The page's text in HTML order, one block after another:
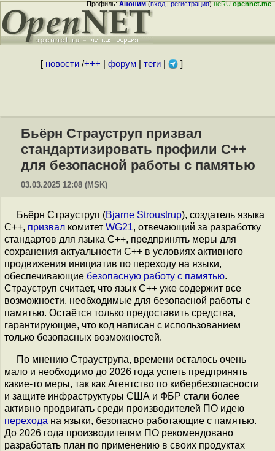
Профиль:Аноним(вход|регистрация)неRUopennet.me
[ новости/+++ форум| теги| ]
Бьёрн Страуструп призвал
стандартизировать профили C++
для безопасной работы с памятью
03.03.2025 12:08 (MSK)
Бьёрн Страуструп (Bjarne Stroustrup), создатель языка
C++, призвал комитет WG21, отвечающий за разработку
стандартов для языка C++, предпринять меры для
сохранения актуальности C++ в условиях активного
продвижения инициатив по переходу на языки,
обеспечивающие безопасную работу с памятью.
Страуструп считает, что язык С++ уже содержит все
возможности, необходимые для безопасной работы с
памятью. Остаётся только предоставить средства,
гарантирующие, что код написан с использованием
только безопасных возможностей.
По мнению Страуструпа, времени осталось очень
мало и необходимо до 2026 года успеть предпринять
какие-то меры, так как Агентство по кибербезопасности
и защите инфраструктуры США и ФБР стали более
активно продвигать среди производителей ПО идею
перехода на языки, безопасно работающие с памятью.
До 2026 года производителям ПО рекомендовано
разработать план по применению в своих продуктах